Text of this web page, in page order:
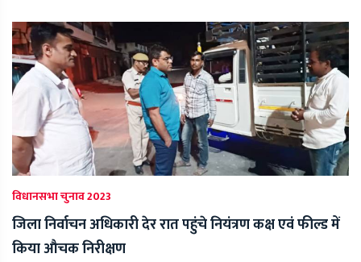
विधानसभा चुनाव 2023
जिला निर्वाचन अधिकारी देर रात पहुंचे नियंत्रण कक्ष एवं फील्ड में
किया औचक निरीक्षण